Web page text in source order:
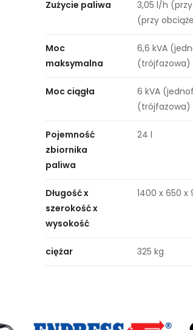
Zużycie paliwa
3,05 l/h
(przy
Moc
maksymalna
6,6 kVA
(trójfazowa)
Moc ciągła
6 kVA
(trójfazowa)
Pojemność
zbiornika
paliwa
24 l
Długość x
szerokość x
wysokość
1400 x 650
ciężar 325 kg